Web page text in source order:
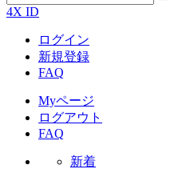
4X ID
ログイン
新規登録
FAQ
Myページ
ログアウト
FAQ
新着